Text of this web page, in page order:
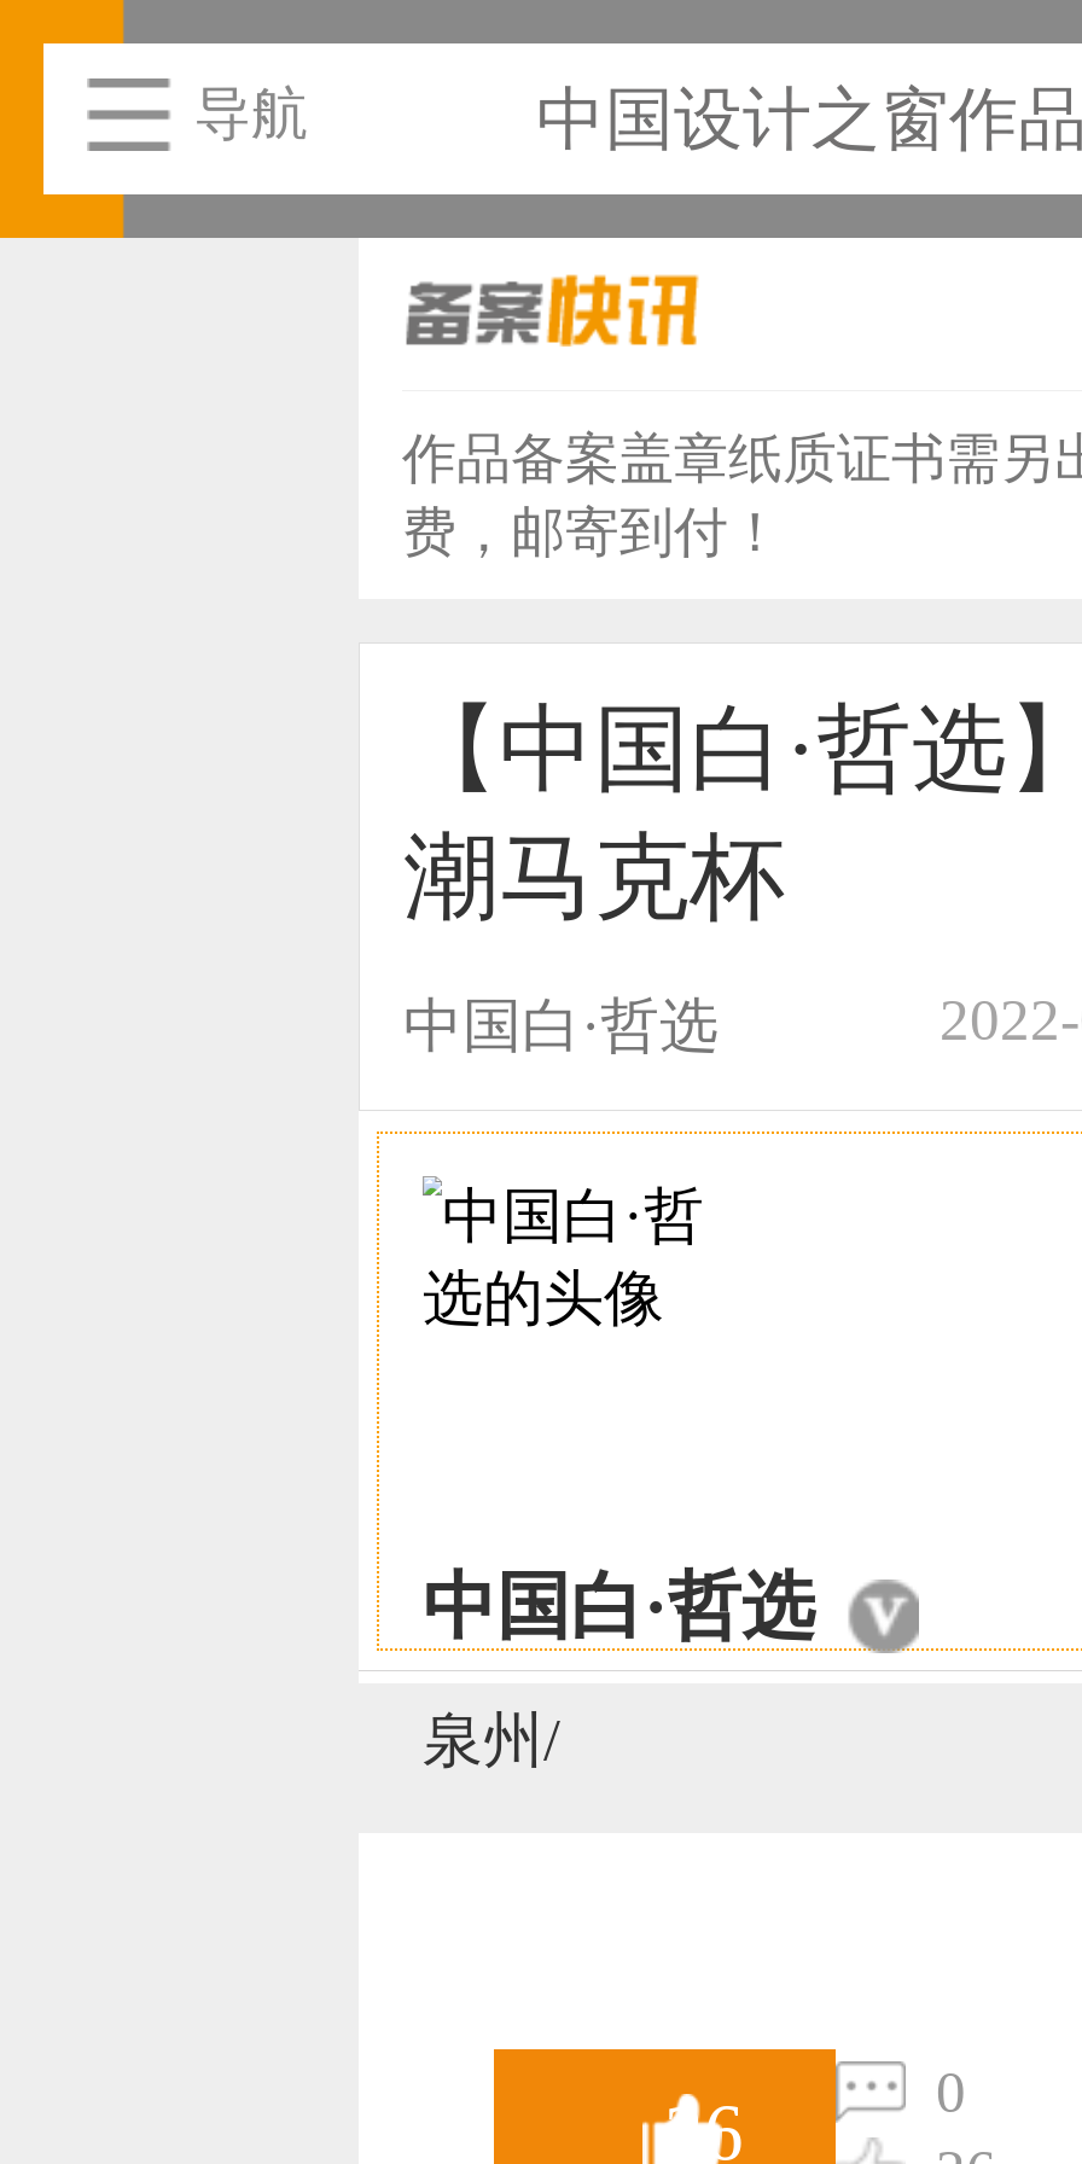
导航 中国设计之窗作
恭喜131****1475用户作品
恭喜138****8638用户作品
恭喜133****9020用户作品
恭喜136****9807用户作品
恭喜159****4930用户作品
恭喜150****6483用户作品
恭喜131****2473用户作品
恭喜159****4201用户作品
作品备案盖章纸质证书需另
费，邮寄到付！
【中国白·哲选
潮马克杯
中国白·哲选
中国白·哲选
泉州/
26
0